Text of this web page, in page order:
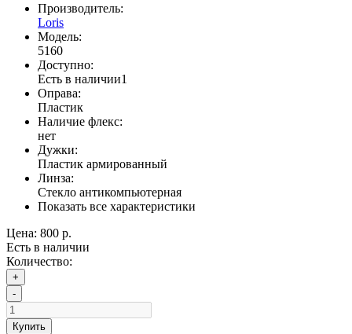
Производитель:
Loris
Модель:
5160
Доступно:
Есть в наличии1
Оправа:
Пластик
Наличие флекс:
нет
Дужки:
Пластик армированный
Линза:
Стекло антикомпьютерная
Показать все характеристики
Цена: 800 р.
Есть в наличии
Количество:
+
-
Купить